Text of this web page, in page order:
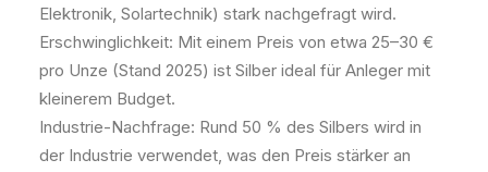
Elektronik, Solartechnik) stark nachgefragt wird.
Erschwinglichkeit: Mit einem Preis von etwa 25–30 €
pro Unze (Stand 2025) ist Silber ideal für Anleger mit
kleinerem Budget.
Industrie-Nachfrage: Rund 50 % des Silbers wird in
der Industrie verwendet, was den Preis stärker an